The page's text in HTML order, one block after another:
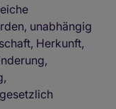
unabhängig
Herkunft,